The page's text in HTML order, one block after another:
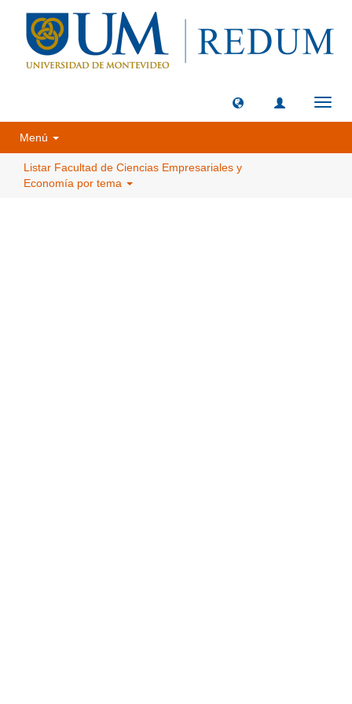
Menú
Listar Facultad de Ciencias Empresariales y
Economía por tema